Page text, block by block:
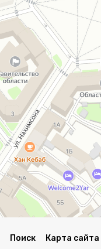
Поиск Карта сайта